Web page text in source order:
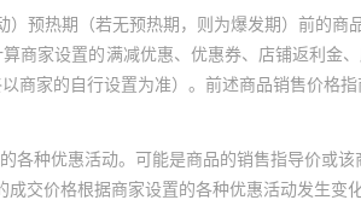
预热期（若无预热期，则为爆发期）前的
商家设置的满减优惠、优惠券、店铺返利
家的自行设置为准）。前述商品销售价格
种优惠活动。可能是商品的销售指导价或
交价格根据商家设置的各种优惠活动发生变